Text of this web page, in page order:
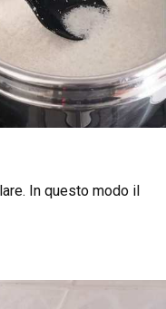
In questo modo il